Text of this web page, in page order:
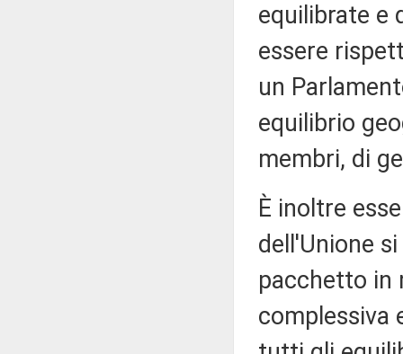
equilibrate e
essere
un
equilibrio
membri, di
È inoltre
dell'Unione
pacchetto in
complessiva